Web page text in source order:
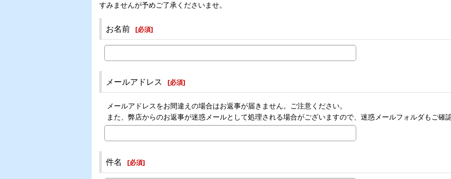
すみませんが予めご了承くださいませ。
お名前 [必須]
メールアドレス [必須]
メールアドレスをお間違えの場合はお返事が届きません。ご注意ください。
また、弊店からのお返事が迷惑メールとして処理される場合がございますので、迷惑メールフォルダもご確認
件名 [必須]